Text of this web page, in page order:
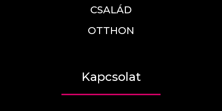
CSALÁD
OTTHON
Kapcsolat